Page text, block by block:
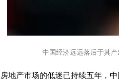
中国经济远远落后于其产
房地产市场的低迷已持续五年，